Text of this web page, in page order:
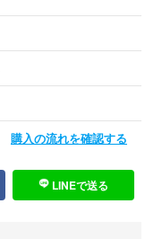
購入の流れを確認する
LINEで送る